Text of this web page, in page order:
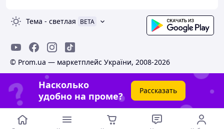
Тема - светлая BETA
© Prom.ua — маркетплейс України, 2008-2026
Насколько
удобно на проме?
Рассказать